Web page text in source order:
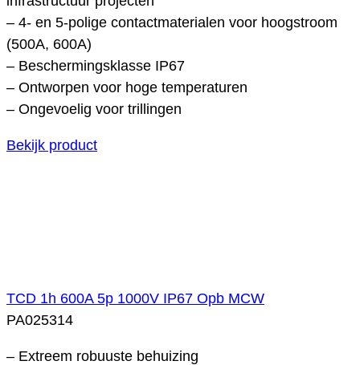
– 4- en 5-polige contactmaterialen voor hoogstroom
(500A, 600A)
– Beschermingsklasse IP67
– Ontworpen voor hoge temperaturen
– Ongevoelig voor trillingen
Bekijk product
TCD 1h 600A 5p 1000V IP67 Opb MCW
PA025314
– Extreem robuuste behuizing